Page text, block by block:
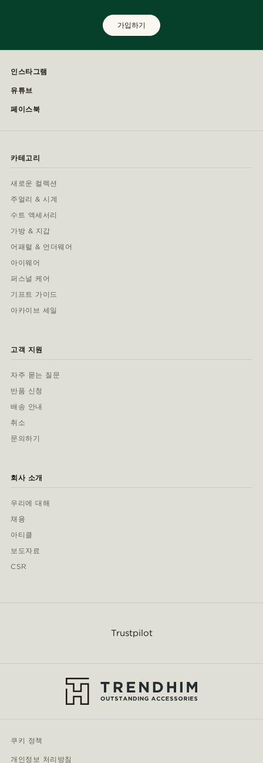
가입하기
인스타그램
유튜브
페이스북
카테고리
새로운 컬렉션
주얼리 & 시계
수트 액세서리
가방 & 지갑
어패럴 & 언더웨어
아이웨어
퍼스널 케어
기프트 가이드
아카이브 세일
고객 지원
자주 묻는 질문
반품 신청
배송 안내
취소
문의하기
회사 소개
우리에 대해
채용
아티클
보도자료
CSR
Trustpilot
쿠키 정책
개인정보 처리방침